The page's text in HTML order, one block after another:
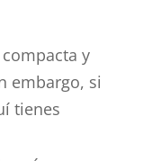
y
embargo, si
tienes